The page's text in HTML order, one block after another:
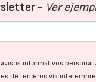
- Ver
informativos
de terceros vía